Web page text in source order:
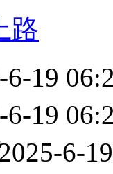
路
6-19
6-19
6-